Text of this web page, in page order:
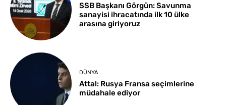
SSB Başkanı Görgün: Savunma
sanayisi ihracatında ilk 10 ülke
arasına giriyoruz
DÜNYA
Attal: Rusya Fransa seçimlerine
müdahale ediyor